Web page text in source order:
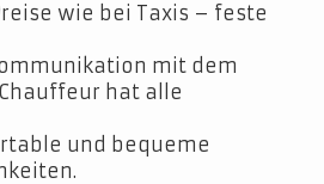
wie bei Taxis – feste
mit dem
hat alle
und bequeme